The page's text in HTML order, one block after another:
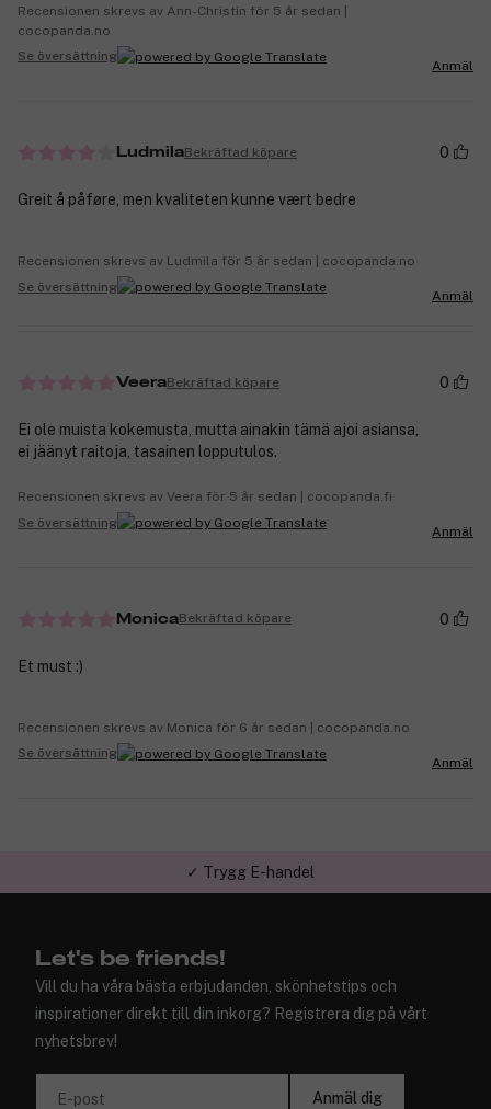
Recensionen skrevs av Ann-Christin för 5 år sedan |
cocopanda.no
Se översättning
Anmäl
LudmilaBekräftad köpare 0
Greit å påføre, men kvaliteten kunne vært bedre
Recensionen skrevs av Ludmila för 5 år sedan | cocopanda.no
Se översättning
Anmäl
VeeraBekräftad köpare 0
Ei ole muista kokemusta, mutta ainakin tämä ajoi asiansa,
ei jäänyt raitoja, tasainen lopputulos.
Recensionen skrevs av Veera för 5 år sedan | cocopanda.fi
Se översättning
Anmäl
MonicaBekräftad köpare 0
Et must :)
Recensionen skrevs av Monica för 6 år sedan | cocopanda.no
Se översättning
Anmäl
✓ Trygg E-handel
Let's be friends!
Vill du ha våra bästa erbjudanden, skönhetstips och
inspirationer direkt till din inkorg? Registrera dig på vårt
nyhetsbrev!
E-post Anmäl dig